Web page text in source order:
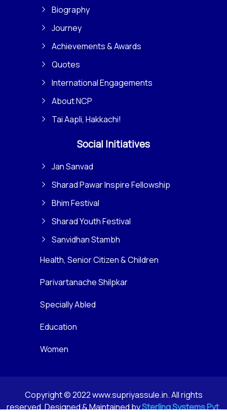
Biography
Journey
Achievements & Awards
Quotes
International Engagements
About NCP
Tai Aapli, Hakkachi!
Social Initiatives
Jan Sanvad
Sharad Pawar Inspire Fellowship
Bhim Festival
Sharad Youth Festival
Sanvidhan Stambh
Health, Senior Citizen & Children
Parivartanache Shilpkar
Specially Abled
Education
Women
Copyright © 2022 www.supriyassule.in. All rights
reserved. Designed & Maintained bySterling Systems Pvt.